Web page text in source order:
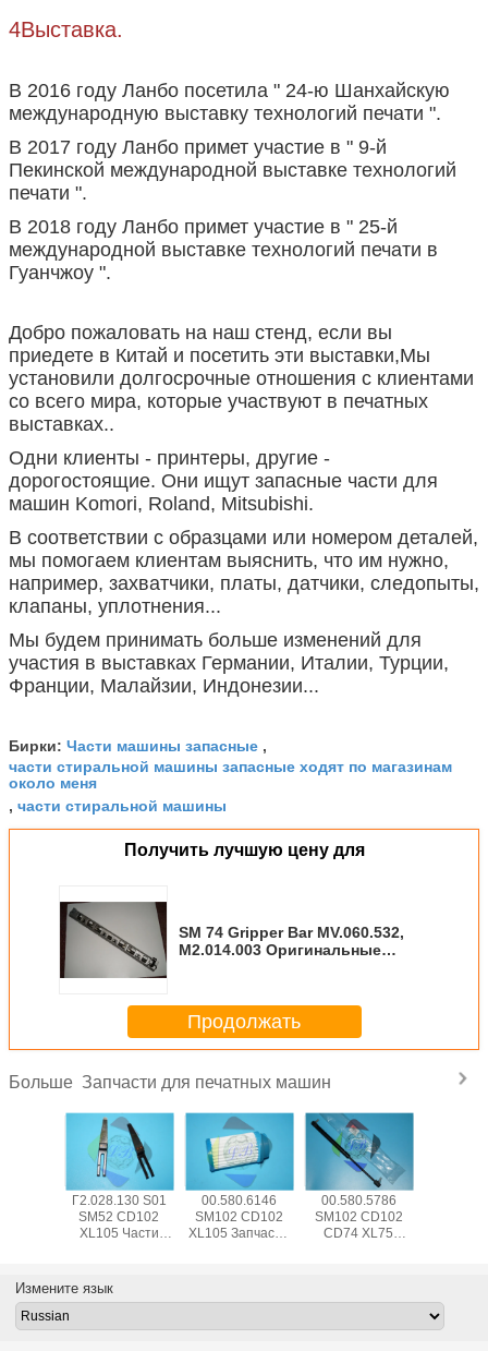
4Выставка.
В 2016 году Ланбо посетила " 24-ю Шанхайскую
международную выставку технологий печати ".
В 2017 году Ланбо примет участие в " 9-й
Пекинской международной выставке технологий
печати ".
В 2018 году Ланбо примет участие в " 25-й
международной выставке технологий печати в
Гуанчжоу ".
Добро пожаловать на наш стенд, если вы
приедете в Китай и посетить эти выставки,Мы
установили долгосрочные отношения с клиентами
со всего мира, которые участвуют в печатных
выставках..
Одни клиенты - принтеры, другие -
дорогостоящие. Они ищут запасные части для
машин Komori, Roland, Mitsubishi.
В соответствии с образцами или номером деталей,
мы помогаем клиентам выяснить, что им нужно,
например, захватчики, платы, датчики, следопыты,
клапаны, уплотнения...
Мы будем принимать больше изменений для
участия в выставках Германии, Италии, Турции,
Франции, Малайзии, Индонезии...
Бирки: Части машины запасные ,
части стиральной машины запасные ходят по магазинам
около меня
, части стиральной машины
Получить лучшую цену для
SM 74 Gripper Bar MV.060.532,
М2.014.003 Оригинальные
Продолжать
Больше Запчасти для печатных машин
для
в
Г2.028.130 S01
SM52 CD102
XL105 Части
сепаратор
пальца лезвие с
изогнутой рамой
L79mm W12mm
00.580.6146
SM102 CD102
XL105 Запчасти
00.580.5786
SM102 CD102
CD74 XL75
высококачественной
машины
Измените язык